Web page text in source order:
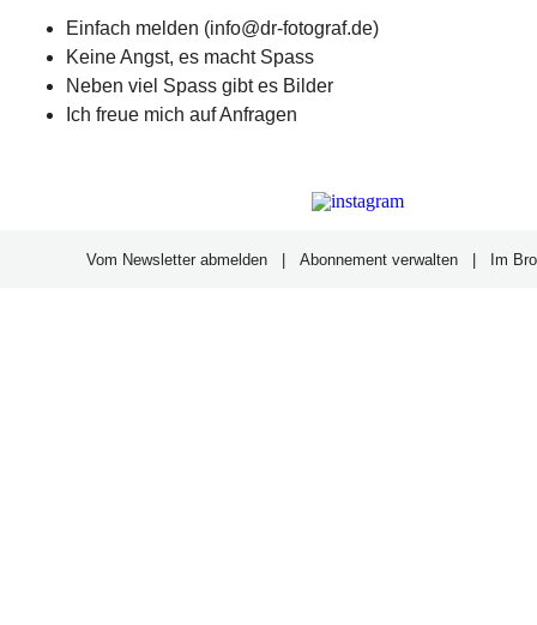
Einfach melden (info@dr-fotograf.de)
Keine Angst, es macht Spass
Neben viel Spass gibt es Bilder
Ich freue mich auf Anfragen
Vom Newsletter abmelden Abonnement verwalten Im